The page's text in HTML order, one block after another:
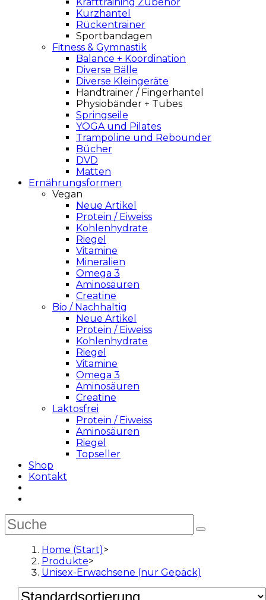
Kurzhantel
Rückentrainer
Sportbandagen
Fitness & Gymnastik
Balance + Koordination
Diverse Bälle
Diverse Kleingeräte
Handtrainer / Fingerhantel
Physiobänder + Tubes
Springseile
YOGA und Pilates
Trampoline und Rebounder
Bücher
DVD
Matten
Ernährungsformen
Vegan
Neue Artikel
Protein / Eiweiss
Kohlenhydrate
Riegel
Vitamine
Mineralien
Omega 3
Aminosäuren
Creatine
Bio / Nachhaltig
Neue Artikel
Protein / Eiweiss
Kohlenhydrate
Riegel
Vitamine
Omega 3
Aminosäuren
Creatine
Laktosfrei
Protein / Eiweiss
Aminosäuren
Riegel
Topseller
Shop
Kontakt
Home (Start)>
Produkte>
Unisex-Erwachsene (nur Gepäck)